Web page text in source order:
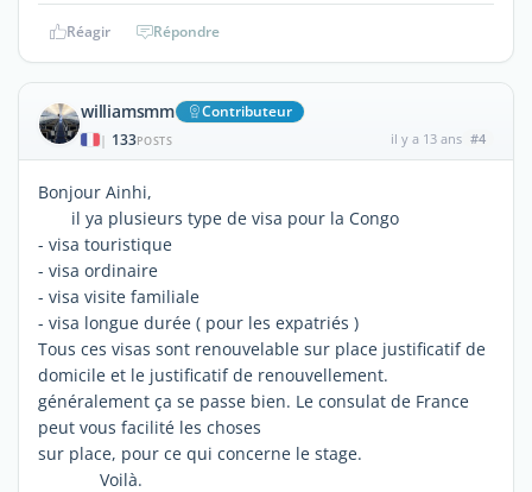
Réagir Répondre
williamsmm Contributeur
| 133POSTS il y a 13 ans #4
Bonjour Ainhi,
il ya plusieurs type de visa pour la Congo
- visa touristique
- visa ordinaire
- visa visite familiale
- visa longue durée ( pour les expatriés )
Tous ces visas sont renouvelable sur place justificatif de
domicile et le justificatif de renouvellement.
généralement ça se passe bien. Le consulat de France
peut vous facilité les choses
sur place, pour ce qui concerne le stage.
Voilà.